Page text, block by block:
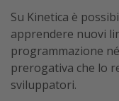
Su Kinetica è
apprendere nuovi
programmazione
prerogativa che lo
sviluppatori.